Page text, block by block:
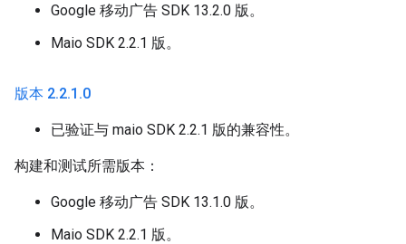
Google 移动广告 SDK 13.2.0 版。
Maio SDK 2.2.1 版。
版本 2.2.1 .0
已验证与 maio SDK 2.2.1 版的兼容性。
构建和测试所需版本：
Google 移动广告 SDK 13.1.0 版。
Maio SDK 2.2.1 版。